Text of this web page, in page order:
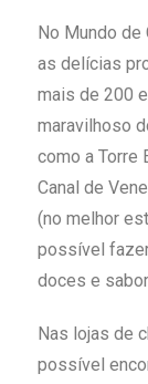
No Mundo
as delícias
mais de 200
maravilhoso
como a Torre
Canal de
(no melhor
possível
doces e
Nas lojas de
possível